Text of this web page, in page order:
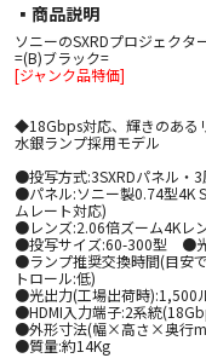
▪︎商品説明
ソニーのSXRDプロジェクタ
=(B)ブラック=
[ジャンク品特価]
◆18Gbps対応、輝きのある
水銀ランプ採用モデル
●投写方式:3SXRDパネル・
●パネル:ソニー製0.74型4K
ムレート対応)
●レンズ:2.06倍ズーム4Kレ
●投写サイズ:60-300型 ●
●ランプ推奨交換時間(目安
トロール:低)
●光出力(工場出荷時
●HDMI入力端子:2系統
●外形寸法(幅×高さ×奥行
●質量:約14Kg